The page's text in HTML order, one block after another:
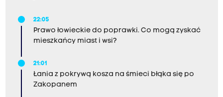
22:05
Prawo łowieckie do poprawki. Co mogą zyskać
mieszkańcy miast i wsi?
21:01
Łania z pokrywą kosza na śmieci błąka się po
Zakopanem